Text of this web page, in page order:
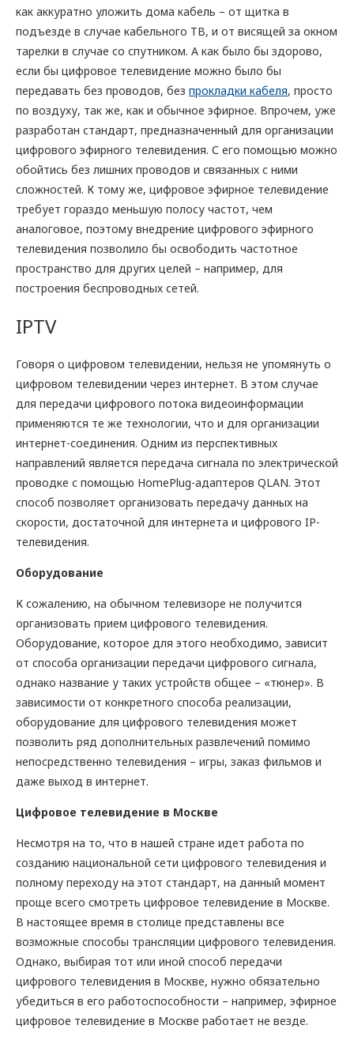
как аккуратно уложить дома кабель – от щитка в
подъезде в случае кабельного ТВ, и от висящей за окном
тарелки в случае со спутником. А как было бы здорово,
если бы цифровое телевидение можно было бы
передавать без проводов, без прокладки кабеля, просто
по воздуху, так же, как и обычное эфирное. Впрочем, уже
разработан стандарт, предназначенный для организации
цифрового эфирного телевидения. С его помощью можно
обойтись без лишних проводов и связанных с ними
сложностей. К тому же, цифровое эфирное телевидение
требует гораздо меньшую полосу частот, чем
аналоговое, поэтому внедрение цифрового эфирного
телевидения позволило бы освободить частотное
пространство для других целей – например, для
построения беспроводных сетей.
IPTV
Говоря о цифровом телевидении, нельзя не упомянуть о
цифровом телевидении через интернет. В этом случае
для передачи цифрового потока видеоинформации
применяются те же технологии, что и для организации
интернет-соединения. Одним из перспективных
направлений является передача сигнала по электрической
проводке с помощью HomePlug-адаптеров QLAN. Этот
способ позволяет организовать передачу данных на
скорости, достаточной для интернета и цифрового IP-
телевидения.
Оборудование
К сожалению, на обычном телевизоре не получится
организовать прием цифрового телевидения.
Оборудование, которое для этого необходимо, зависит
от способа организации передачи цифрового сигнала,
однако название у таких устройств общее – «тюнер». В
зависимости от конкретного способа реализации,
оборудование для цифрового телевидения может
позволить ряд дополнительных развлечений помимо
непосредственно телевидения – игры, заказ фильмов и
даже выход в интернет.
Цифровое телевидение в Москве
Несмотря на то, что в нашей стране идет работа по
созданию национальной сети цифрового телевидения и
полному переходу на этот стандарт, на данный момент
проще всего смотреть цифровое телевидение в Москве.
В настоящее время в столице представлены все
возможные способы трансляции цифрового телевидения.
Однако, выбирая тот или иной способ передачи
цифрового телевидения в Москве, нужно обязательно
убедиться в его работоспособности – например, эфирное
цифровое телевидение в Москве работает не везде.